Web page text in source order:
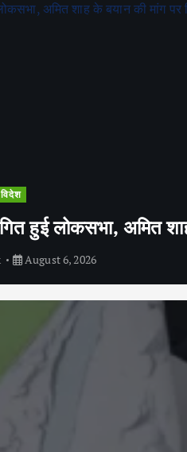
हुई लोकसभा, अमित
August 6, 2026